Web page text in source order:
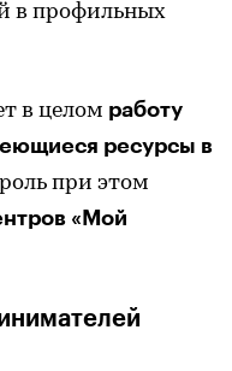
в профильных
в целом работу
ресурсы в
при этом
«Мой